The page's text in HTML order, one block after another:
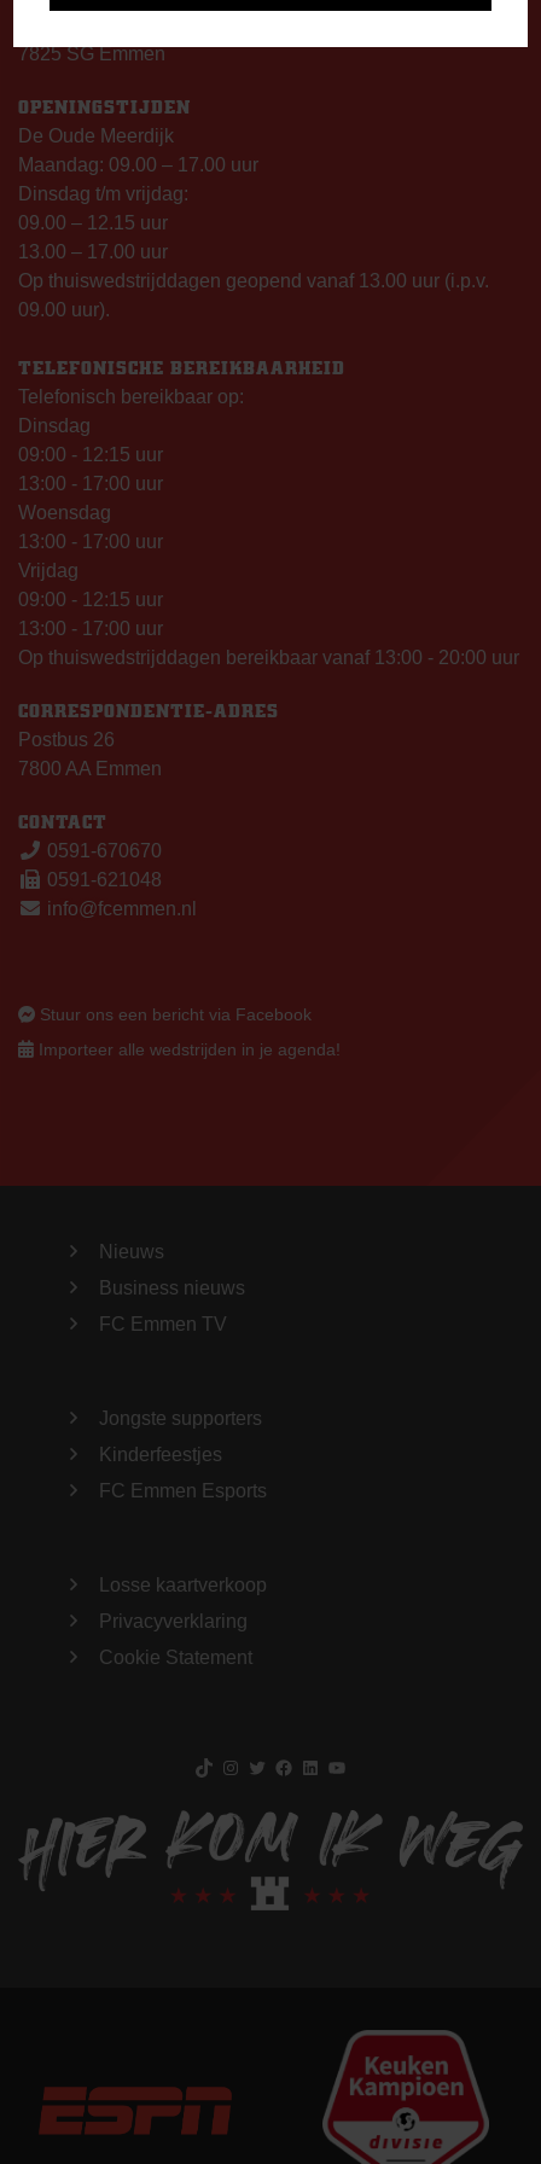
7825 SG Emmen
OPENINGSTIJDEN
De Oude Meerdijk
Maandag: 09.00 – 17.00 uur
Dinsdag t/m vrijdag:
09.00 – 12.15 uur
13.00 – 17.00 uur
Op thuiswedstrijddagen geopend vanaf 13.00 uur (i.p.v.
09.00 uur).
TELEFONISCHE BEREIKBAARHEID
Telefonisch bereikbaar op:
Dinsdag
09:00 - 12:15 uur
13:00 - 17:00 uur
Woensdag
13:00 - 17:00 uur
Vrijdag
09:00 - 12:15 uur
13:00 - 17:00 uur
Op thuiswedstrijddagen bereikbaar vanaf 13:00 - 20:00 uur
CORRESPONDENTIE-ADRES
Postbus 26
7800 AA Emmen
CONTACT
0591-670670
0591-621048
info@fcemmen.nl
Stuur ons een bericht via Facebook
Importeer alle wedstrijden in je agenda!
Nieuws
Business nieuws
FC Emmen TV
Jongste supporters
Kinderfeestjes
FC Emmen Esports
Losse kaartverkoop
Privacyverklaring
Cookie Statement